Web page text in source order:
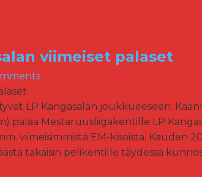
viimeiset palaset
LP Kangasalan joukkueeseen.
palaa Mestaruusliigakentille LP
viimeisimmistä EM-kisoista. Kauden
takaisin pelikentille täydessä